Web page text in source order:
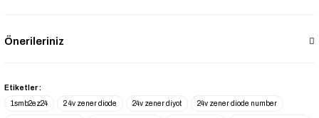
Önerileriniz
Etiketler :
1smb2ez24
2 4v zener diode 24v zener diyot 24v zener diode number